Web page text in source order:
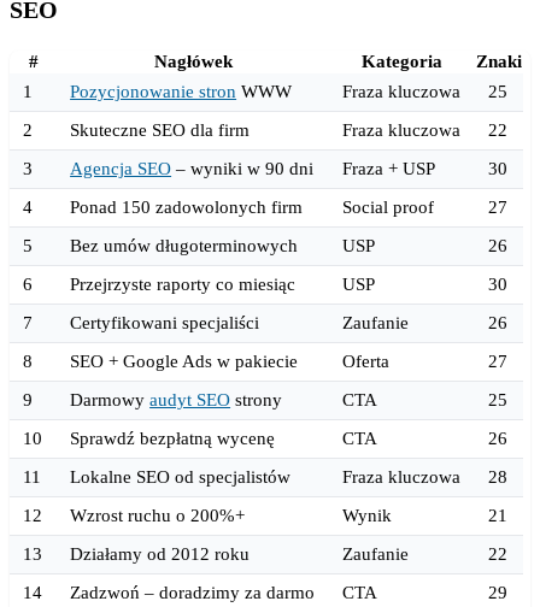
SEO
# Nagłówek Kategoria
Znaki
1
Pozycjonowanie stron WWW Fraza kluczowa
25
2
Skuteczne SEO dla firm Fraza kluczowa
22
3
Agencja SEO – wyniki w 90 dni Fraza + USP
30
4
Ponad 150 zadowolonych firm Social proof
27
5
Bez umów długoterminowych USP
26
6
Przejrzyste raporty co miesiąc USP
30
7
Certyfikowani specjaliści Zaufanie
26
8
SEO + Google Ads w pakiecie Oferta
27
9
Darmowyaudyt SEO strony CTA
25
10
Sprawdź bezpłatną wycenę CTA
26
11
Lokalne SEO od specjalistów Fraza kluczowa
28
12
Wzrost ruchu o 200%+ Wynik
21
13
Działamy od 2012 roku Zaufanie
22
14
Zadzwoń – doradzimy za darmo CTA
29